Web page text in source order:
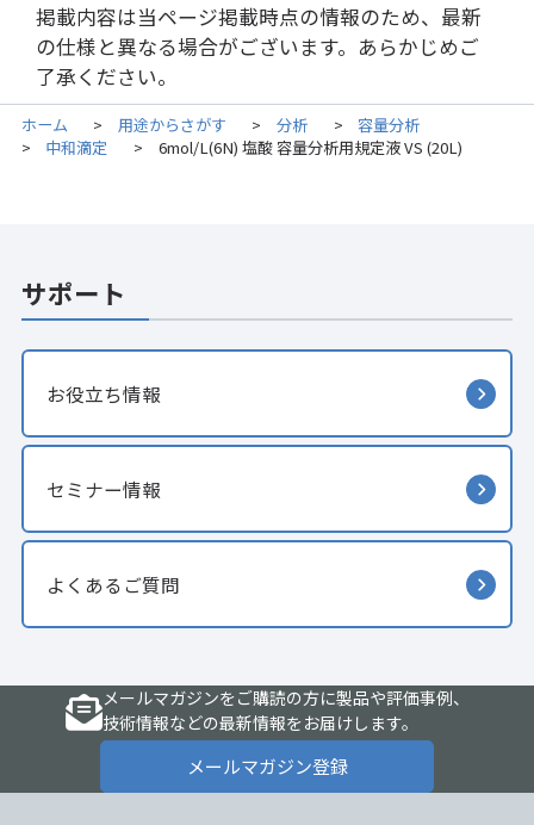
掲載内容は当ページ掲載時点の情報のため、最新
の仕様と異なる場合がございます。あらかじめご
了承ください。
ホーム > 用途からさがす > 分析 > 容量分析
> 中和滴定 > 6mol/L(6N) 塩酸 容量分析用規定液 VS (20L)
サポート
お役立ち情報
セミナー情報
よくあるご質問
メールマガジンをご購読の方に製品や評価事例、
技術情報などの最新情報をお届けします。
メールマガジン登録